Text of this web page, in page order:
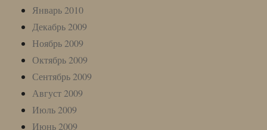
Январь 2010
Декабрь 2009
Ноябрь 2009
Октябрь 2009
Сентябрь 2009
Август 2009
Июль 2009
Июнь 2009